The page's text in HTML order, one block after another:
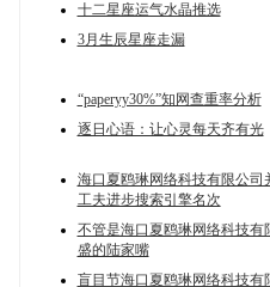
十二星座运气水晶推选
3月生辰星座走漏
“paperyy30%”知网查重率分析
逐日心语：让心灵每天齐有光
海口夏鸥琳网络科技有限公司
工夫进步搜索引擎名次
不管是海口夏鸥琳网络科技有
盛的陆家嘴
盲目节海口夏鸥琳网络科技有